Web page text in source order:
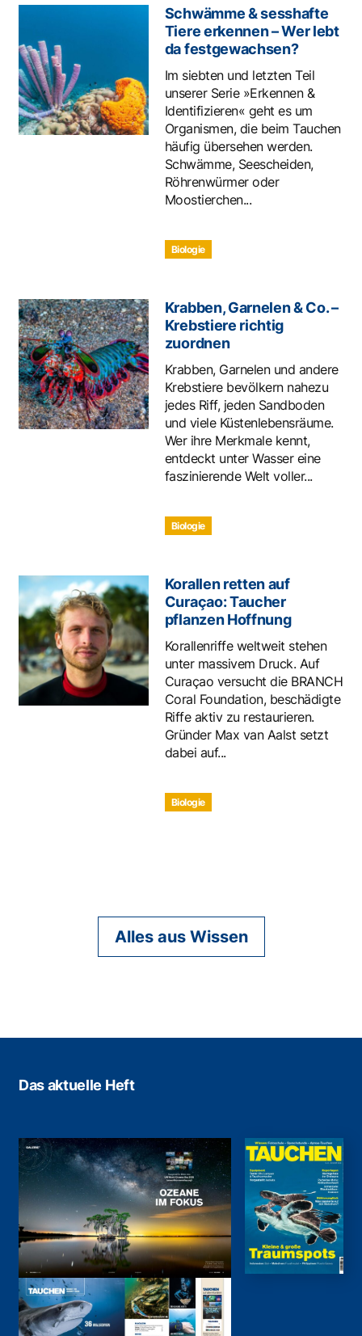
Schwämme & sesshafte
Tiere erkennen – Wer lebt
da festgewachsen?
Im siebten und letzten Teil
unserer Serie »Erkennen &
Identifizieren« geht es um
Organismen, die beim Tauchen
häufig übersehen werden.
Schwämme, Seescheiden,
Röhrenwürmer oder
Moostierchen...
Biologie
Krabben, Garnelen & Co. –
Krebstiere richtig
zuordnen
Krabben, Garnelen und andere
Krebstiere bevölkern nahezu
jedes Riff, jeden Sandboden
und viele Küstenlebensräume.
Wer ihre Merkmale kennt,
entdeckt unter Wasser eine
faszinierende Welt voller...
Biologie
Korallen retten auf
Curaçao: Taucher
pflanzen Hoffnung
Korallenriffe weltweit stehen
unter massivem Druck. Auf
Curaçao versucht die BRANCH
Coral Foundation, beschädigte
Riffe aktiv zu restaurieren.
Gründer Max van Aalst setzt
dabei auf...
Biologie
Alles aus Wissen
Das aktuelle Heft